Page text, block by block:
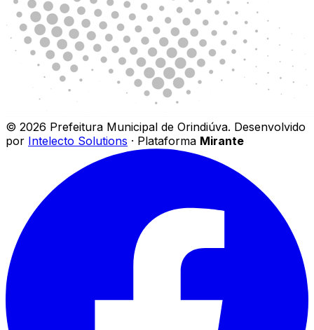
© 2026 Prefeitura Municipal de Orindiúva. Desenvolvido
por Intelecto Solutions · Plataforma Mirante